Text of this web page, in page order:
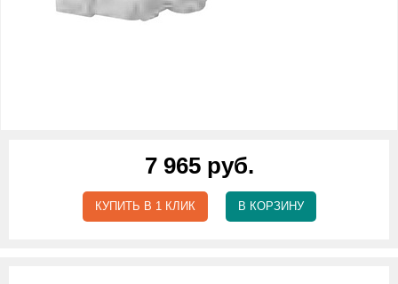
7 965 руб.
КУПИТЬ В 1 КЛИК В КОРЗИНУ